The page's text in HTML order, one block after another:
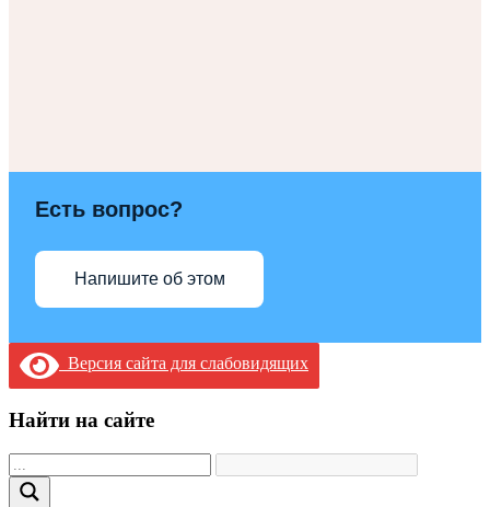
Есть вопрос?
Напишите об этом
Версия сайта для слабовидящих
Найти на сайте